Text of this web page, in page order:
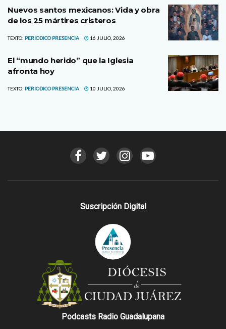
Nuevos santos mexicanos: Vida y obra
de los 25 mártires cristeros
TEXTO: PERIODICO PRESENCIA 16 JULIO, 2026
El “mundo herido” que la Iglesia
afronta hoy
TEXTO: PERIODICO PRESENCIA 10 JULIO, 2026
Suscripción Digital
Podcasts Radio Guadalupana